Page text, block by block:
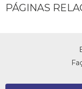
PÁGINAS